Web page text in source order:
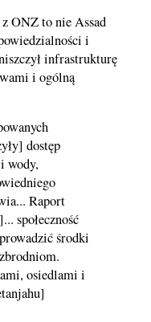
ONZ to nie Assad
i
infrastrukturę
i ogólną
dostęp
wody,
Raport
społeczność
środki
osiedlami i